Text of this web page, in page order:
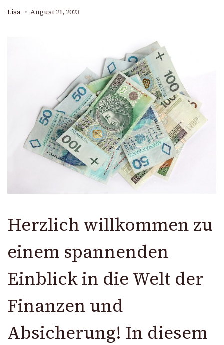
Lisa August 21, 2023
Herzlich willkommen zu
einem spannenden
Einblick in die Welt der
Finanzen und
Absicherung! In diesem